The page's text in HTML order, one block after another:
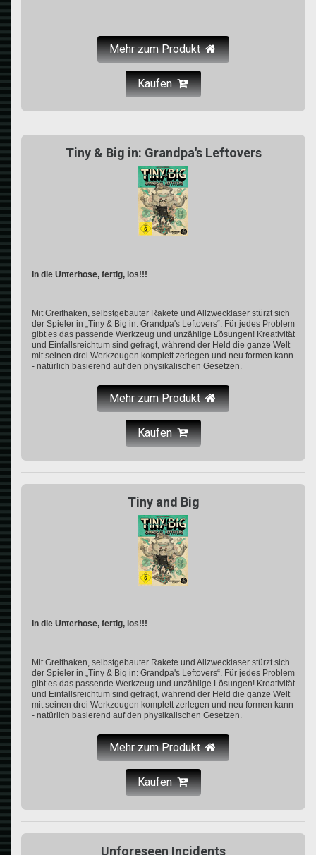
Mehr zum Produkt
Kaufen
Tiny & Big in: Grandpa's Leftovers
In die Unterhose, fertig, los!!!
Mit Greifhaken, selbstgebauter Rakete und Allzwecklaser stürzt sich
der Spieler in „Tiny & Big in: Grandpa's Leftovers“. Für jedes Problem
gibt es das passende Werkzeug und unzählige Lösungen! Kreativität
und Einfallsreichtum sind gefragt, während der Held die ganze Welt
mit seinen drei Werkzeugen komplett zerlegen und neu formen kann
- natürlich basierend auf den physikalischen Gesetzen.
Mehr zum Produkt
Kaufen
Tiny and Big
In die Unterhose, fertig, los!!!
Mit Greifhaken, selbstgebauter Rakete und Allzwecklaser stürzt sich
der Spieler in „Tiny & Big in: Grandpa's Leftovers“. Für jedes Problem
gibt es das passende Werkzeug und unzählige Lösungen! Kreativität
und Einfallsreichtum sind gefragt, während der Held die ganze Welt
mit seinen drei Werkzeugen komplett zerlegen und neu formen kann
- natürlich basierend auf den physikalischen Gesetzen.
Mehr zum Produkt
Kaufen
Unforeseen Incidents